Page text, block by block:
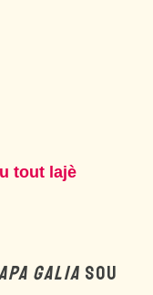
tout lajè
GALIA SOU